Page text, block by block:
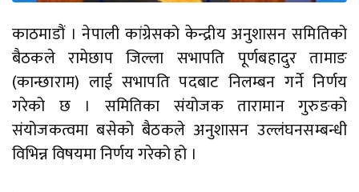
काठमाडौं । नेपाली कांग्रेसको केन्द्रीय अनुशासन समितिको
बैठकले रामेछाप जिल्ला सभापति पूर्णबहादुर तामाङ
(कान्छाराम) लाई सभापति पदबाट निलम्बन गर्ने निर्णय
गरेको छ । समितिका संयोजक तारामान गुरुङको
संयोजकत्वमा बसेको बैठकले अनुशासन उल्लंघनसम्बन्धी
विभिन्न विषयमा निर्णय गरेको हो ।